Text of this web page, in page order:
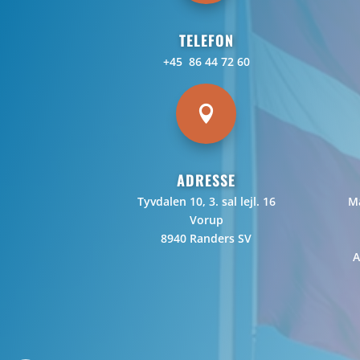
TELEFON
+45 86 44 72 60

ADRESSE
Tyvdalen 10, 3. sal lejl. 16
Vorup
8940 Randers SV